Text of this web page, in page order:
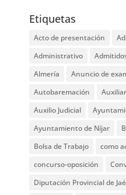
Etiquetas
Acto de presentación
Administrativo
Almería
Anuncio de
Autobaremación
Auxilio Judicial
Ayuntamiento de Níjar
Bolsa de Trabajo
como
concurso-oposición
Diputación Provincial de